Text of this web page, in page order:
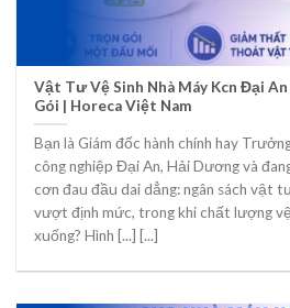
Vật Tư Vệ Sinh Nhà Máy Kcn Đại
Gói | Horeca Việt Nam
Bạn là Giám đốc hành chính hay
công nghiệp Đại An, Hải Dương và
cơn đau đầu dai dẳng: ngân sách vật
vượt định mức, trong khi chất lượng
xuống? Hình [...] [...]